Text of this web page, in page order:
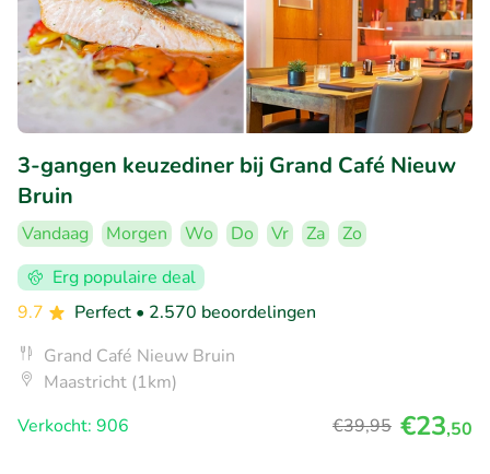
3-gangen keuzediner bij Grand Café Nieuw
Bruin
Vandaag Morgen Wo Do Vr Za
Zo
Erg populaire deal
9.7
Perfect • 2.570 beoordelingen
Grand Café Nieuw Bruin
Maastricht (1km)
Verkocht: 906
€39,95 €23,50